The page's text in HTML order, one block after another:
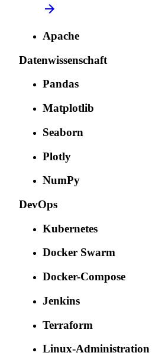
Apache
Datenwissenschaft
Pandas
Matplotlib
Seaborn
Plotly
NumPy
DevOps
Kubernetes
Docker Swarm
Docker-Compose
Jenkins
Terraform
Linux-Administration